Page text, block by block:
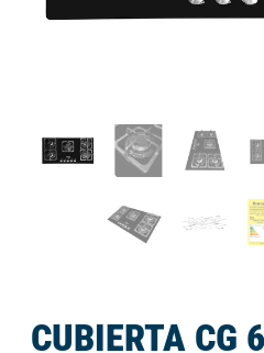
CUBIERTA CG